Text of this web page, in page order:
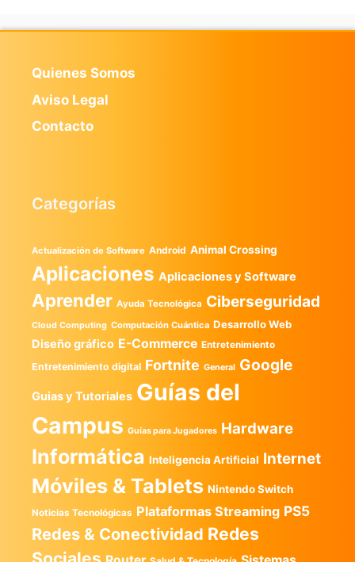
Quienes Somos
Aviso Legal
Contacto
Categorías
Actualización de Software Android Animal Crossing
Aplicaciones Aplicaciones y Software
Aprender Ayuda Tecnológica Ciberseguridad
Cloud Computing Computación Cuántica Desarrollo Web
Diseño gráfico E-Commerce Entretenimiento
Entretenimiento digital Fortnite General Google
Guias y Tutoriales Guías del
Campus Guías para Jugadores Hardware
Informática Inteligencia Artificial Internet
Móviles & Tablets Nintendo Switch
Noticias Tecnológicas Plataformas Streaming PS5
Redes & Conectividad Redes